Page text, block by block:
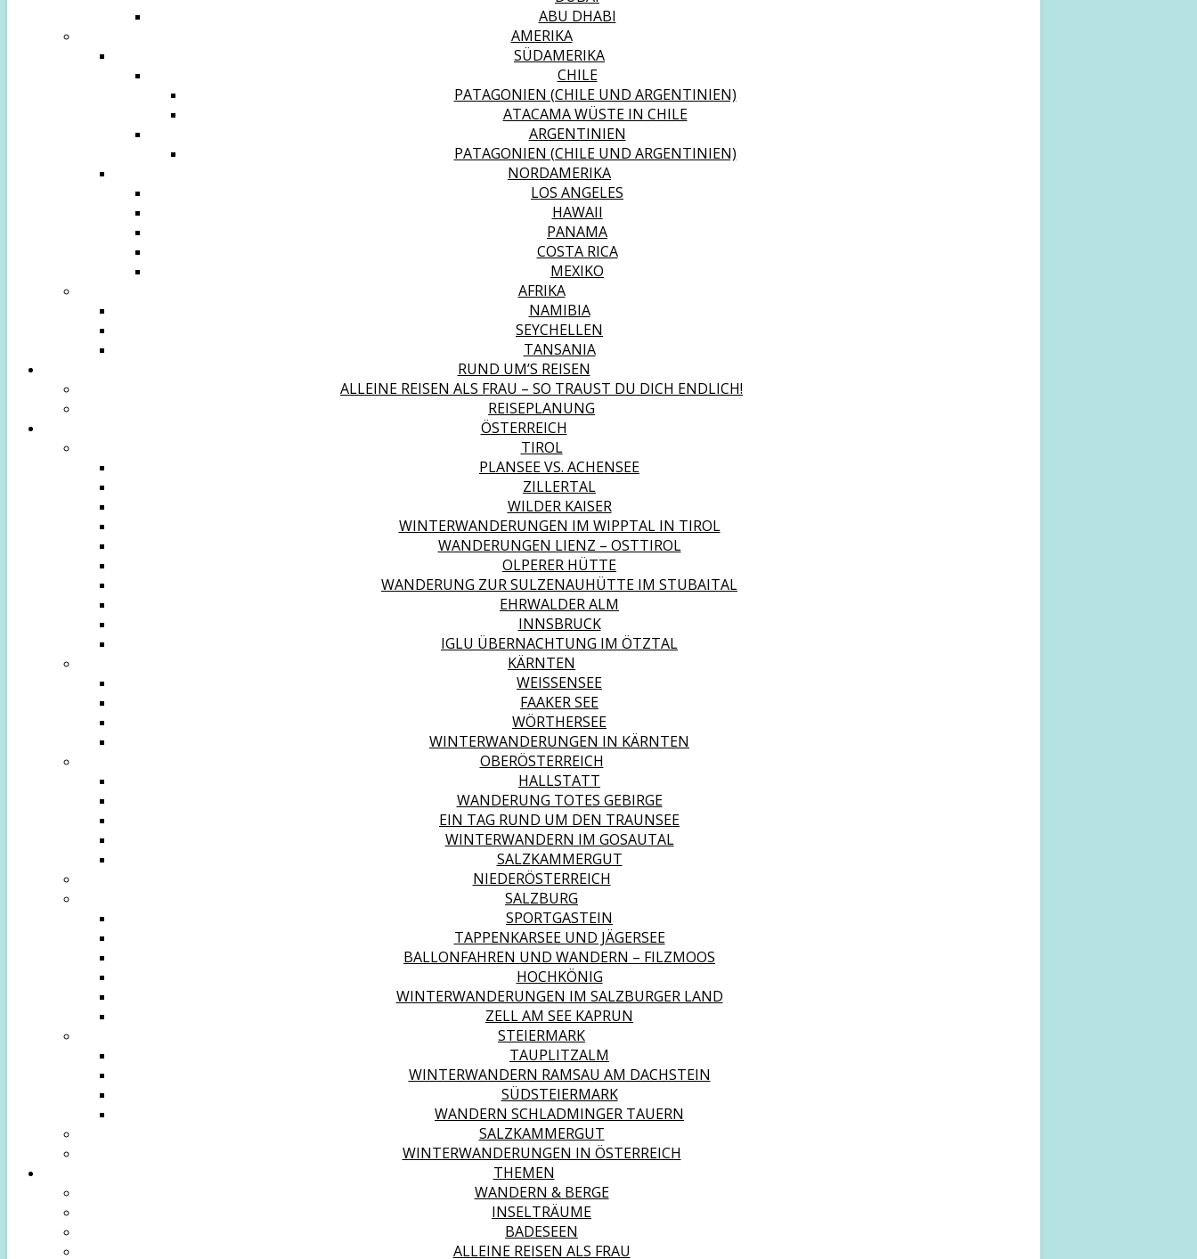
ABU DHABI
AMERIKA
SÜDAMERIKA
CHILE
PATAGONIEN (CHILE UND ARGENTINIEN)
ATACAMA WÜSTE IN CHILE
ARGENTINIEN
PATAGONIEN (CHILE UND ARGENTINIEN)
NORDAMERIKA
LOS ANGELES
HAWAII
PANAMA
COSTA RICA
MEXIKO
AFRIKA
NAMIBIA
SEYCHELLEN
TANSANIA
RUND UM’S REISEN
ALLEINE REISEN ALS FRAU – SO TRAUST DU DICH ENDLICH!
REISEPLANUNG
ÖSTERREICH
TIROL
PLANSEE VS. ACHENSEE
ZILLERTAL
WILDER KAISER
WINTERWANDERUNGEN IM WIPPTAL IN TIROL
WANDERUNGEN LIENZ – OSTTIROL
OLPERER HÜTTE
WANDERUNG ZUR SULZENAUHÜTTE IM STUBAITAL
EHRWALDER ALM
INNSBRUCK
IGLU ÜBERNACHTUNG IM ÖTZTAL
KÄRNTEN
WEISSENSEE
FAAKER SEE
WÖRTHERSEE
WINTERWANDERUNGEN IN KÄRNTEN
OBERÖSTERREICH
HALLSTATT
WANDERUNG TOTES GEBIRGE
EIN TAG RUND UM DEN TRAUNSEE
WINTERWANDERN IM GOSAUTAL
SALZKAMMERGUT
NIEDERÖSTERREICH
SALZBURG
SPORTGASTEIN
TAPPENKARSEE UND JÄGERSEE
BALLONFAHREN UND WANDERN – FILZMOOS
HOCHKÖNIG
WINTERWANDERUNGEN IM SALZBURGER LAND
ZELL AM SEE KAPRUN
STEIERMARK
TAUPLITZALM
WINTERWANDERN RAMSAU AM DACHSTEIN
SÜDSTEIERMARK
WANDERN SCHLADMINGER TAUERN
SALZKAMMERGUT
WINTERWANDERUNGEN IN ÖSTERREICH
THEMEN
WANDERN & BERGE
INSELTRÄUME
BADESEEN
ALLEINE REISEN ALS FRAU